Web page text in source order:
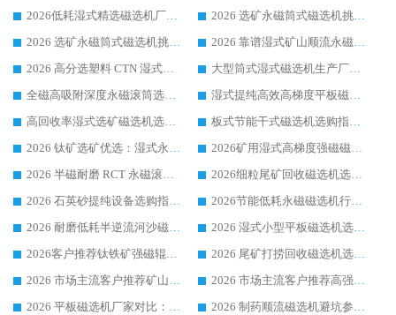
2026低耗湿式精​选磁选机厂家怎么选?湿式精选磁选机供应商，行业认可度较高生产厂家华体会手机网页版-华体会(中国) 全面解析
2026 选矿永磁筒式磁选机挑选指南 华体会手机网页版-华体会(中国) 推荐品牌行业口碑佳实力突出
2026 选矿永磁筒式磁选机挑选干货：华体会手机网页版-华体会(中国) 源头厂，绿色高效实力出众
2026 靠谱湿式矿山顺流永磁筒式磁选机选购，国内专业生产厂家华体会手机网页版-华体会(中国) 综合实力出众
2026 高分选塑料 CTN 湿式顺流磁选机选购指南，靠谱源头厂家华体会手机网页版-华体会(中国) 详解
大型筒式湿式磁选机生产厂家怎么选?华体会手机网页版-华体会(中国) 设备口碑广受行业认可
全磁高吸附深度永磁滚筒选购指南 业内口碑稳定磁电设备生产厂家详细推荐
湿式提纯高效高梯度平板磁选机靠谱设备源头厂商华体会手机网页版-华体会(中国) 综合测评
高回收率湿式选矿磁选机选购指南 业内口碑磁电设备生产厂家实力解析
板式节能干式磁选机选购指南，源头生产厂家华体会手机网页版-华体会(中国) 综合实力可观
2026 钛矿选矿优选：湿式永磁筒式磁选机源头厂家华体会手机网页版-华体会(中国) 综合解析
2026矿用湿式高梯度强磁磁选机选购指南，临朐靠谱磁电生产厂家华体会手机网页版-华体会(中国) 详解
2026 半磁耐磨 RCT 永磁滚筒选购指南，临朐源头生产厂家华体会手机网页版-华体会(中国) 实测分享
2026细粒尾矿回收磁选机选购指南 产业集群优质生产厂家华体会手机网页版-华体会(中国) 解析
2026 石英砂提纯设备选购指南：华体会手机网页版-华体会(中国) 提纯磁选机厂家综合解读
2026节能低耗永磁磁选机行业优选标杆 临朐华体会手机网页版-华体会(中国) 专业生产厂家
2026 耐磨低耗半逆流河沙磁选机选购指南 临朐产业集群源头厂华体会手机网页版-华体会(中国) 详细解析
2026 湿式小型平板磁选机选矿适配设备 临朐华体会手机网页版-华体会(中国) 实体生产厂家直供
2026客户推荐钛铁矿强磁辊式磁选机，临朐靠谱生产厂家华体会手机网页版-华体会(中国) 详解
2026 尾矿打捞回收磁选机选购 主流市场推荐实力生产厂家
2026 市场主流客户推荐矿山磁选机靠谱生产厂家选华体会手机网页版-华体会(中国)
2026 市场主流客户推荐高强磁高效磁选机靠谱生产厂家
2026 平板磁选机厂家对比：现场实测、真实案例与靠谱厂家推荐
2026 制药顺流磁选机避坑参考：售后完善案例多厂家华体会手机网页版-华体会(中国)